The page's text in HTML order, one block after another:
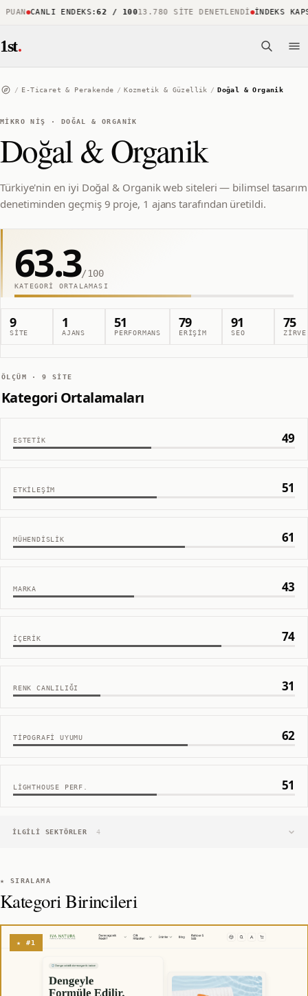
CANLI ENDEKS:62 / 10013.780 SITE DENETLENDI İNDEKS
1st.
/ E-Ticaret & Perakende / Kozmetik & Güzellik / Doğal & Organik
MIKRO NIŞ · DOĞAL & ORGANIK
Doğal & Organik
Türkiye'nin en iyi Doğal & Organik web siteleri — bilimsel tasarım
denetiminden geçmiş 9 proje, 1 ajans tarafından üretildi.
63.3/100
KATEGORI ORTALAMASI
9
SITE
1
AJANS
51
PERFORMANS
79
ERIŞIM
91
SEO
75
ZIRVE
ÖLÇÜM ·9 SITE
Kategori Ortalamaları
ESTETIK 49
ETKILEŞIM 51
MÜHENDISLIK 61
MARKA 43
İÇERIK 74
RENK CANLILIĞI 31
TIPOGRAFI UYUMU 62
LIGHTHOUSE PERF. 51
İLGILI SEKTÖRLER 4
★ SIRALAMA
Kategori Birincileri
★ #1